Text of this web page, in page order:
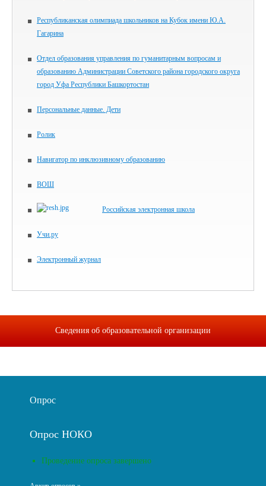
Республиканская олимпиада школьников на Кубок имени Ю.А.
Гагарина
Отдел образования управления по гуманитарным вопросам и
образованию Администрации Советского района городского округа
город Уфа Республики Башкортостан
Персональные данные. Дети
Ролик
Навигатор по инклюзивному образованию
ВОШ
Российская электронная школа
Учи.ру
Электронный журнал
Сведения об образовательной организации
Опрос
Опрос НОКО
Проведение опроса завершено